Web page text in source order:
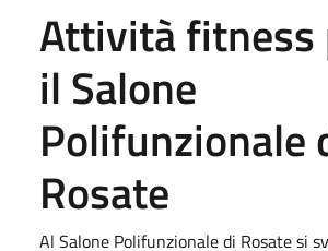
Attività fitness
il Salone
Polifunzionale
Rosate
Al Salone Polifunzionale di Rosate si